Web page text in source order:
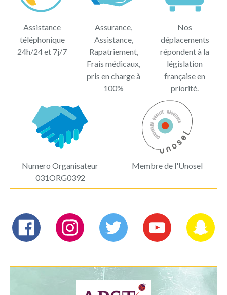
Assistance
téléphonique
24h/24 et 7j/7
Assurance,
Assistance,
Rapatriement,
Frais médicaux,
pris en charge à
100%
Nos
déplacements
répondent à la
législation
française en
priorité.
Numero Organisateur
031ORG0392
Membre de l'Unosel